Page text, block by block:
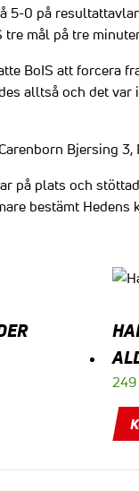
5-0 på
tre mål på tre
BoIS att forcera
alltså och det
Bjersing
på plats och
bestämt Hedens
249